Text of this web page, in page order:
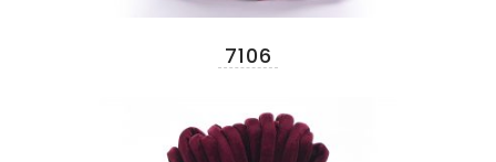
7106